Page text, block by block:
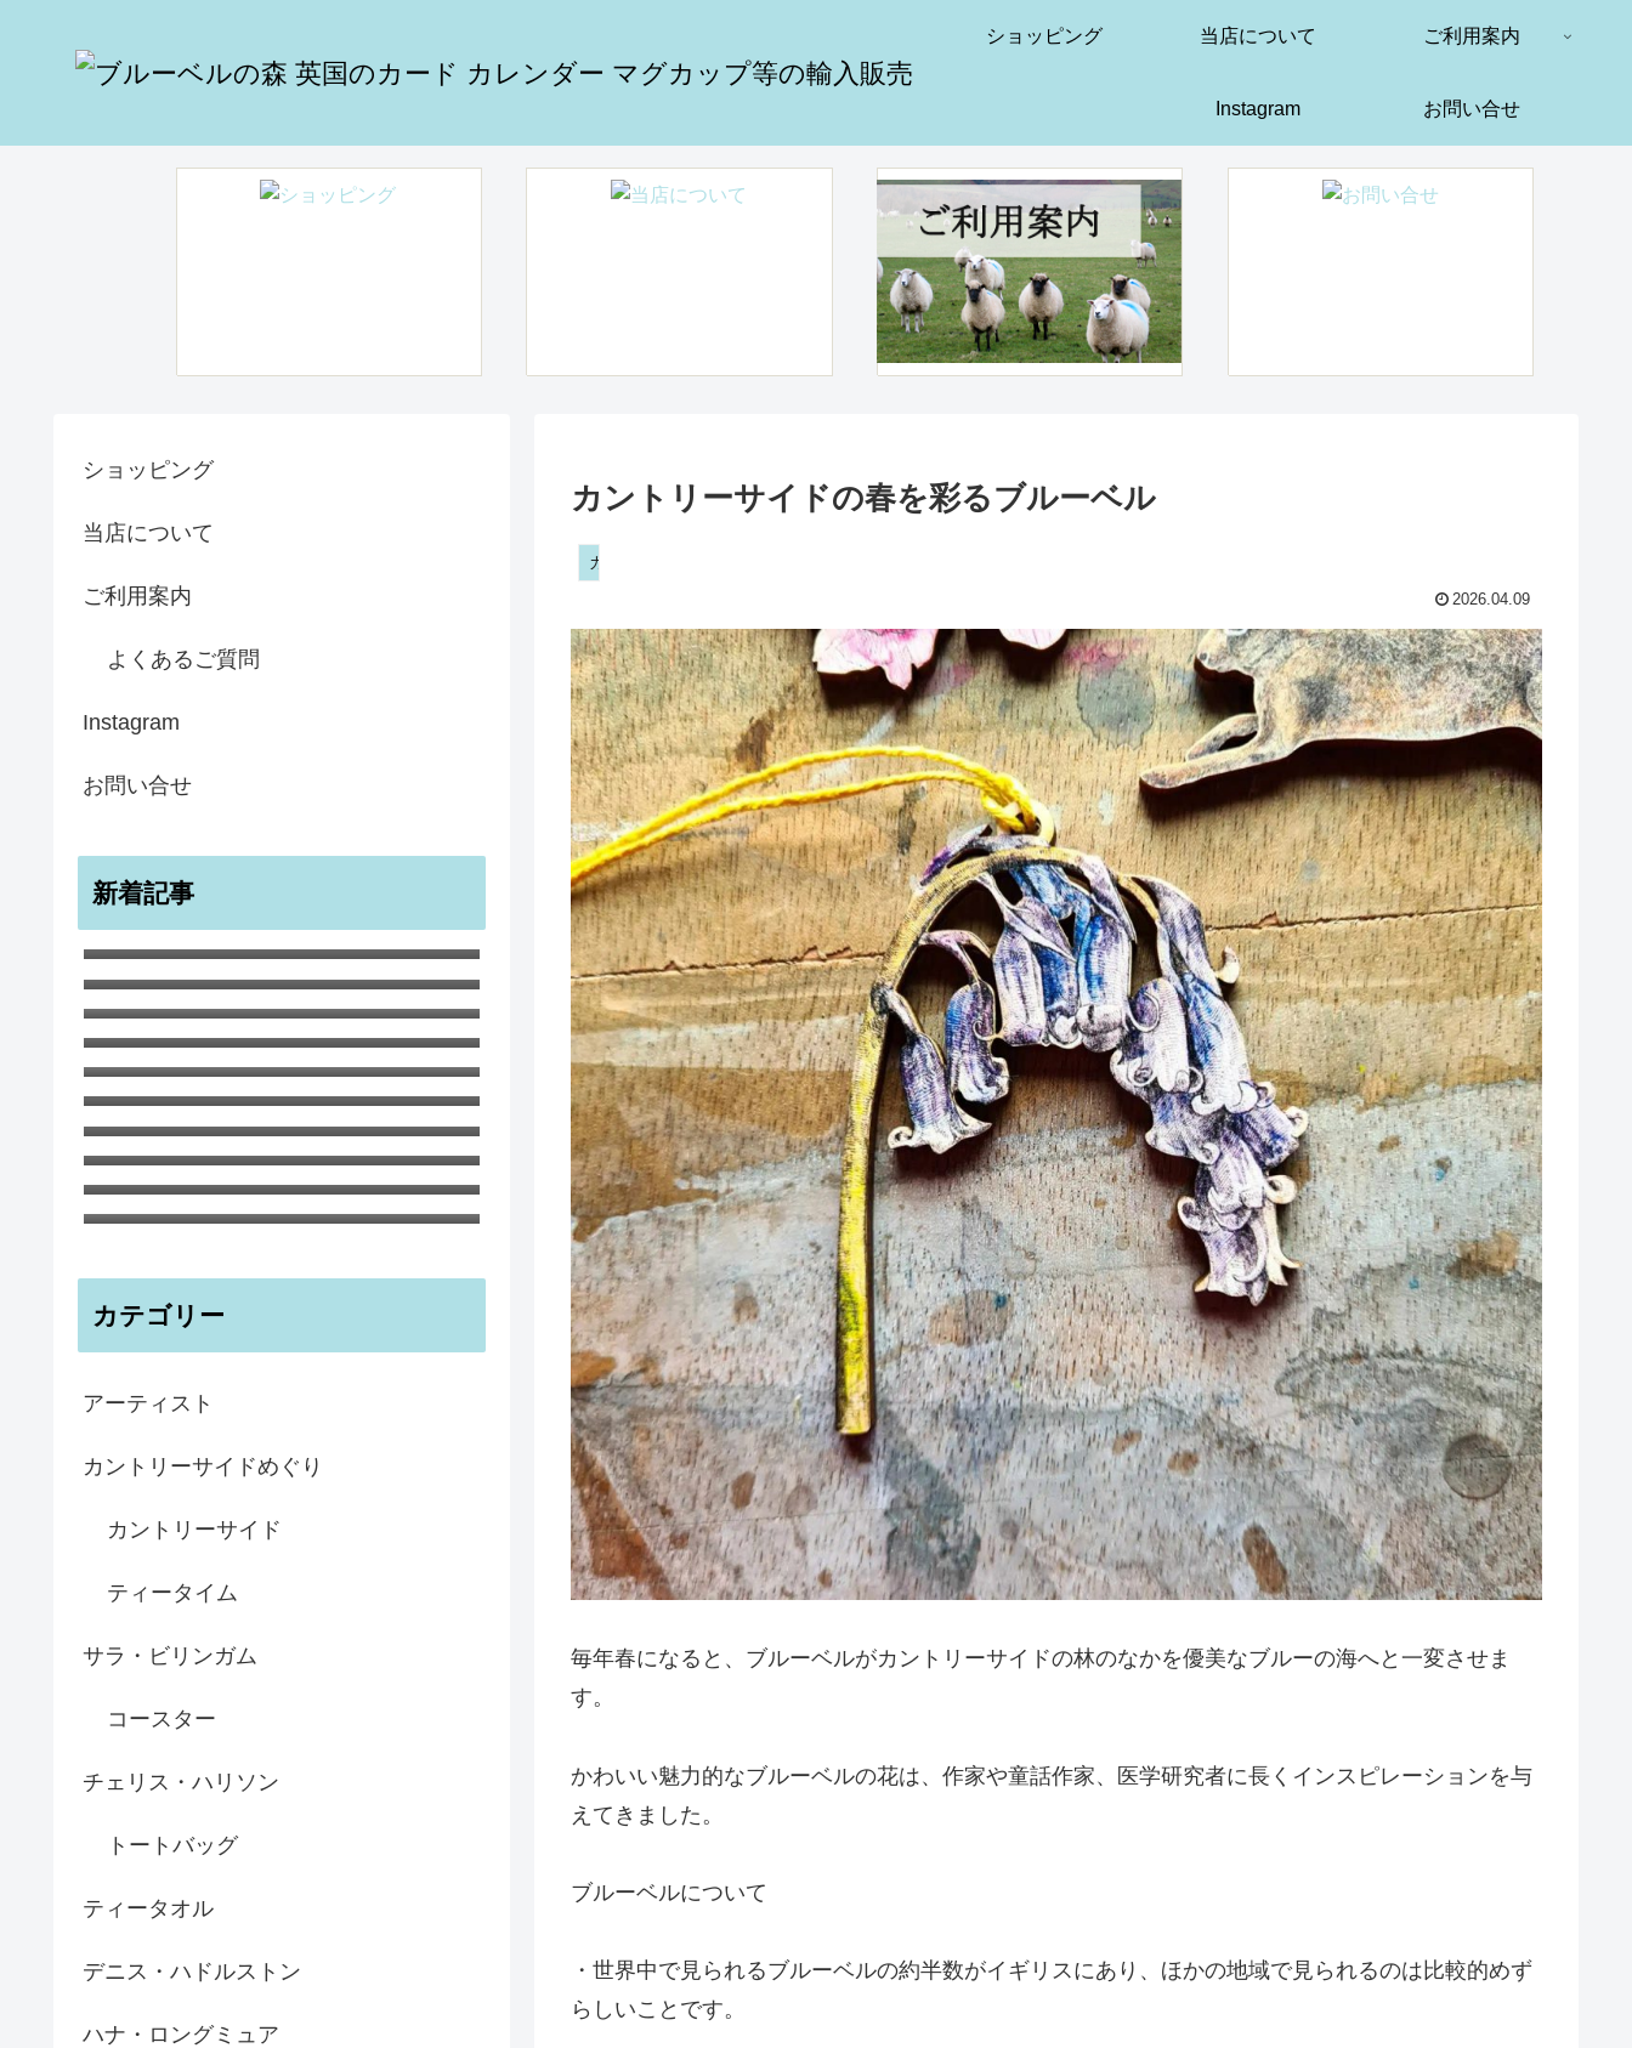
ショッピング 当店について ご利用案内
Instagram お問い合せ
カントリーサイドの春を彩るブルーベル
カントリーサイド
2026.04.09
毎年春になると、ブルーベルがカントリーサイドの林のなかを優美なブルーの海へと一変させま
す。
かわいい魅力的なブルーベルの花は、作家や童話作家、医学研究者に長くインスピレーションを与
えてきました。
ブルーベルについて
・世界中で見られるブルーベルの約半数がイギリスにあり、ほかの地域で見られるのは比較的めず
らしいことです。
ショッピング
当店について
ご利用案内
よくあるご質問
Instagram
お問い合せ
新着記事
宇宙のような無限のすばらしきかな
幸せ ノートブック A5
ワイルド・チャイルド ポストカー
ド１０枚セット
白ひつじ マグカップ
サマー・ツリー スコットランドの
夏の風景
8月 厳しい暑さが続いています
６月のガーデンでの生命と死 ハナ
さんのブログ
イギリス海峡のチャンネル諸島のひ
とつ、ガンジー島の海のブルー イ
ンテリアボウル
ビアマグ 350ml 鉄さび釉 イギリ
ス 陶器
子どもにもおすすめ！ ガーデンの
ノートブックA6 ティリー島の海と
森 ハナさんより
パフィン マグカップ
カテゴリー
アーティスト
カントリーサイドめぐり
カントリーサイド
ティータイム
サラ・ビリンガム
コースター
チェリス・ハリソン
トートバッグ
ティータオル
デニス・ハドルストン
ハナ・ロングミュア